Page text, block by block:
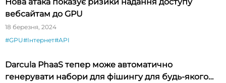
вебсайтам до GPU
18 березня, 2024
#GPU#Інтернет#API
Darcula PhaaS тепер може автоматично
генерувати набори для фішингу для будь-якого